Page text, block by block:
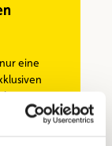
eine
– mit